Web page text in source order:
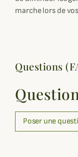
marche lors de
Questions
Poser une